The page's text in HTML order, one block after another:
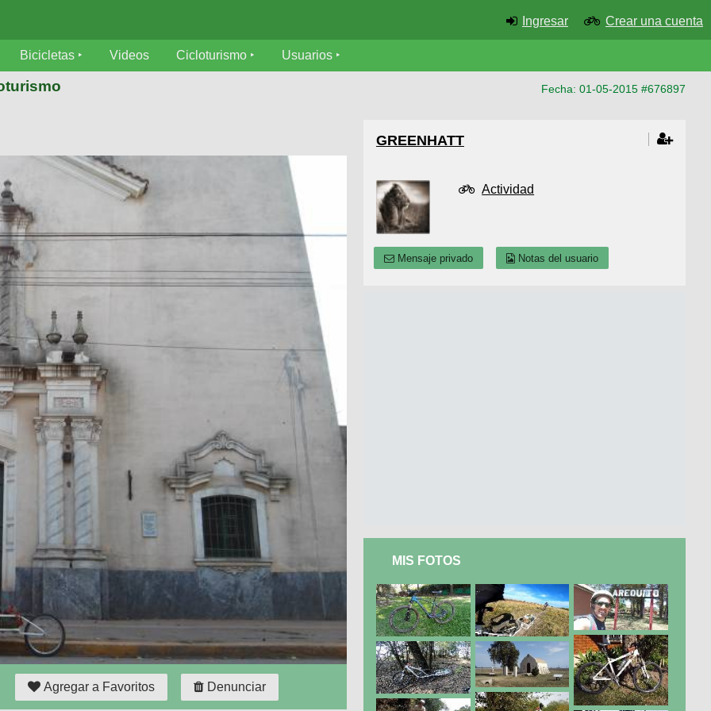
Ingresar Crear una cuenta
Bicicletas Videos Cicloturismo Usuarios
Fecha: 01-05-2015 #676897
Agregar a Favoritos Denunciar
GREENHATT
Actividad
Mensaje privado Notas del usuario
MIS FOTOS